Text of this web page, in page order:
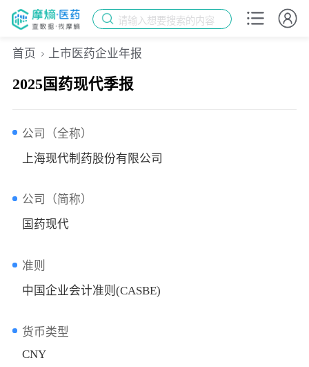
请输入想要搜索的内容
首页 上市医药企业年报
2025国药现代季报
公司（全称）
上海现代制药股份有限公司
公司（简称）
国药现代
准则
中国企业会计准则(CASBE)
货币类型
CNY